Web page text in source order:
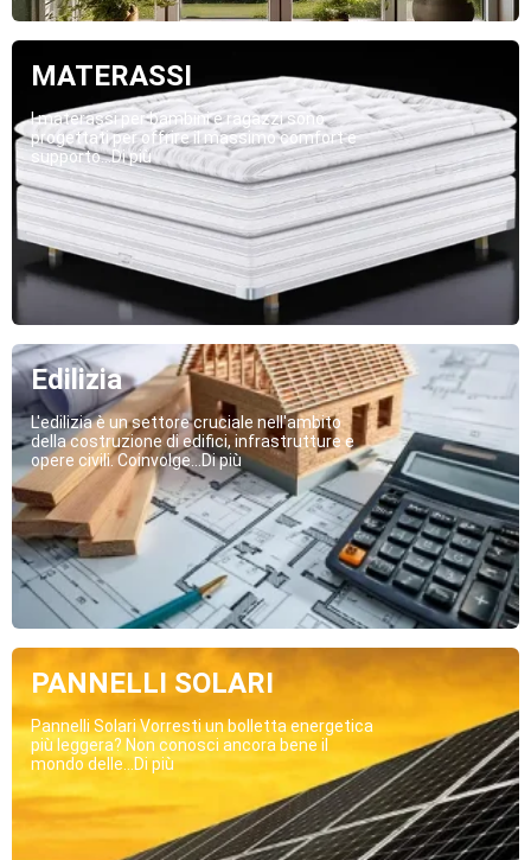
MATERASSI
I materassi per bambini e ragazzi sono
progettati per offrire il massimo comfort e
supporto...Di più
Edilizia
L'edilizia è un settore cruciale nell'ambito
della costruzione di edifici, infrastrutture e
opere civili. Coinvolge...Di più
PANNELLI SOLARI
Pannelli Solari Vorresti un bolletta energetica
più leggera? Non conosci ancora bene il
mondo delle...Di più